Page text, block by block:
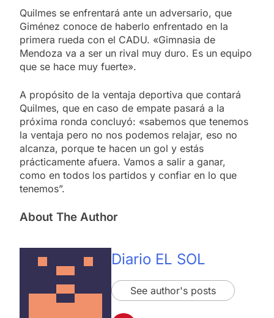
Quilmes se enfrentará ante un adversario, que
Giménez conoce de haberlo enfrentado en la
primera rueda con el CADU. «Gimnasia de
Mendoza va a ser un rival muy duro. Es un equipo
que se hace muy fuerte».
A propósito de la ventaja deportiva que contará
Quilmes, que en caso de empate pasará a la
próxima ronda concluyó: «sabemos que tenemos
la ventaja pero no nos podemos relajar, eso no
alcanza, porque te hacen un gol y estás
prácticamente afuera. Vamos a salir a ganar,
como en todos los partidos y confiar en lo que
tenemos”.
About The Author
Diario EL SOL
See author's posts